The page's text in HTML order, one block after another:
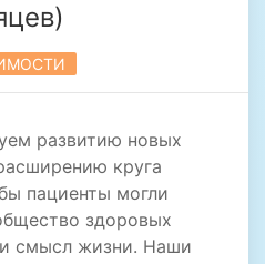
развитию новых
круга
пациенты могли
здоровых
смысл жизни. Наши